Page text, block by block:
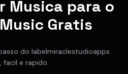
Musica para o
Gratis
do labelmiraclestudioapps.
facil e rapido.